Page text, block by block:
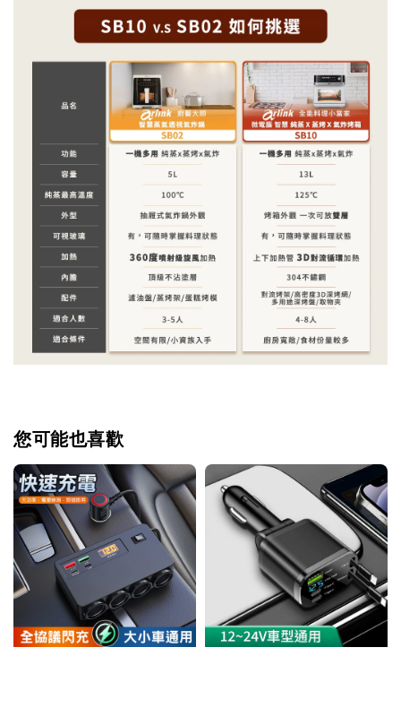
您可能也喜歡